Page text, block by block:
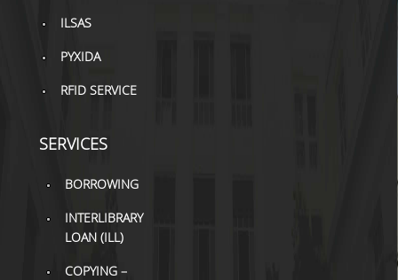
ILSAS
PYXIDA
RFID SERVICE
SERVICES
BORROWING
INTERLIBRARY
LOAN (ILL)
COPYING –